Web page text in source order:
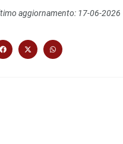
aggiornamento: 17-06-2026